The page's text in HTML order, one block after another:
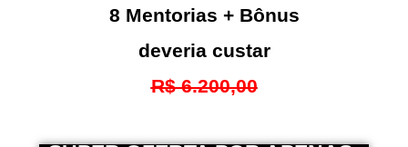
8 Mentorias + Bônus
deveria custar
R$ 6.200,00